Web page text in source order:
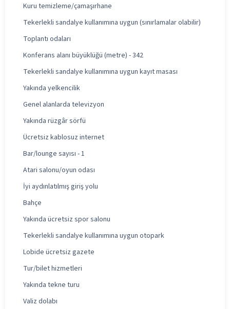
Kuru temizleme/çamaşırhane
Tekerlekli sandalye kullanımına uygun (sınırlamalar olabilir)
Toplantı odaları
Konferans alanı büyüklüğü (metre) - 342
Tekerlekli sandalye kullanımına uygun kayıt masası
Yakında yelkencilik
Genel alanlarda televizyon
Yakında rüzgâr sörfü
Ücretsiz kablosuz internet
Bar/lounge sayısı - 1
Atari salonu/oyun odası
İyi aydınlatılmış giriş yolu
Bahçe
Yakında ücretsiz spor salonu
Tekerlekli sandalye kullanımına uygun otopark
Lobide ücretsiz gazete
Tur/bilet hizmetleri
Yakında tekne turu
Valiz dolabı